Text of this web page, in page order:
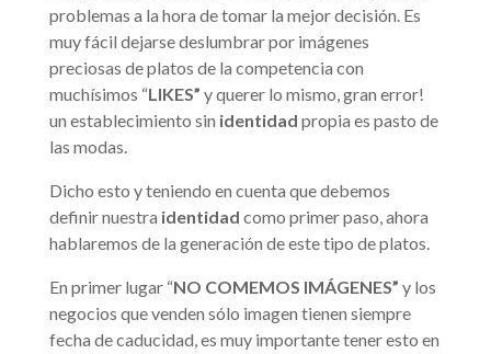
problemas a la hora de tomar la mejor decisión. Es
muy fácil dejarse deslumbrar por imágenes
preciosas de platos de la competencia con
muchísimos “LIKES” y querer lo mismo, gran error!
un establecimiento sin identidad propia es pasto de
las modas.
Dicho esto y teniendo en cuenta que debemos
definir nuestra identidad como primer paso, ahora
hablaremos de la generación de este tipo de platos.
En primer lugar “NO COMEMOS IMÁGENES” y los
negocios que venden sólo imagen tienen siempre
fecha de caducidad, es muy importante tener esto en